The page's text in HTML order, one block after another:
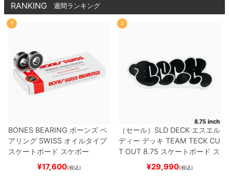
RANKING 週間ランキング
1
BONES BEARING ボーンズ ベ
アリング SWISS オイルタイプ
スケートボード スケボー
¥17,600(税込)
2
（セール） SLD DECK エスエル
ディー デッキ TEAM TECK CU
T OUT 8.75 スケートボード ス
¥29,990(税込)